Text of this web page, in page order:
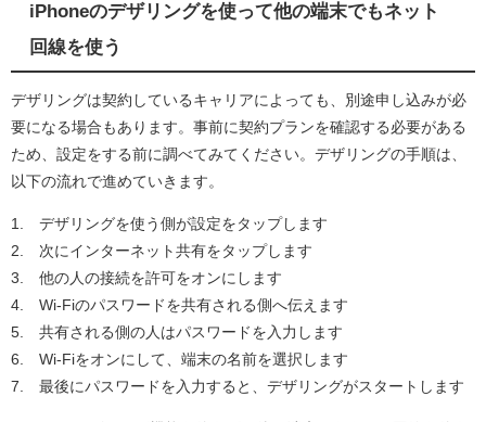
iPhoneのデザリングを使って他の端末でもネット
回線を使う
デザリングは契約しているキャリアによっても、別途申し込みが必
要になる場合もあります。事前に契約プランを確認する必要がある
ため、設定をする前に調べてみてください。デザリングの手順は、
以下の流れで進めていきます。
1. デザリングを使う側が設定をタップします
2. 次にインターネット共有をタップします
3. 他の人の接続を許可をオンにします
4. Wi-Fiのパスワードを共有される側へ伝えます
5. 共有される側の人はパスワードを入力します
6. Wi-Fiをオンにして、端末の名前を選択します
7. 最後にパスワードを入力すると、デザリングがスタートします